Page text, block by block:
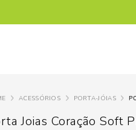
O que você está
ACESSÓRIOS PORTA-JÓIAS
Joias Coração Soft